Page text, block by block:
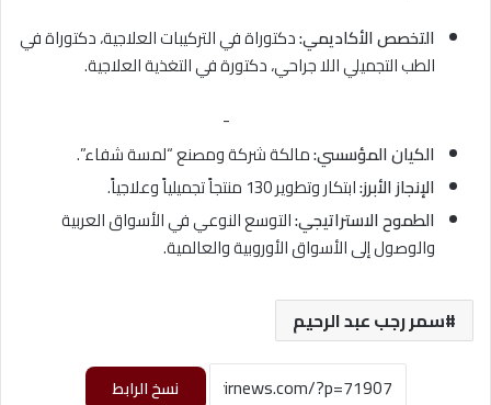
التخصص الأكاديمي:دكتوراة في التركيبات العلاجية، دكتوراة في
الطب التجميلي اللا جراحي، دكتورة في التغذية العلاجية.
-
الكيان المؤسسي:مالكة شركة ومصنع “لمسة شفاء”.
الإنجاز الأبرز:ابتكار وتطوير 130 منتجاً تجميلياً وعلاجياً.
الطموح الاستراتيجي:التوسع النوعي في الأسواق العربية
والوصول إلى الأسواق الأوروبية والعالمية.
سمر رجب عبد الرحيم
نسخ الرابط